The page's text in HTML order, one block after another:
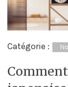
Catégorie :